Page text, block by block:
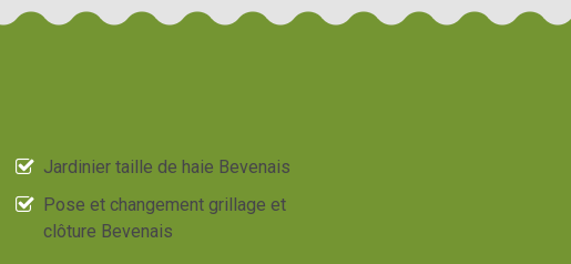
Jardinier taille de haie Bevenais
Pose et changement grillage et
clôture Bevenais